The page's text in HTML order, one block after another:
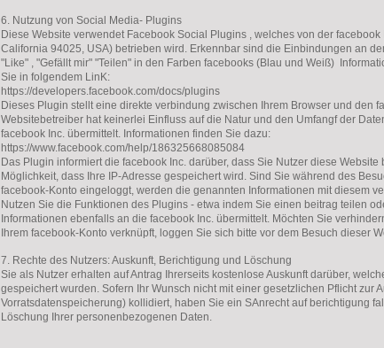
6. Nutzung von Social Media- Plugins
Diese Website verwendet Facebook Social Plugins , welches von der facebook
California 94025, USA) betrieben wird. Erkennbar sind die Einbindungen an
"Like" , "Gefällt mir" "Teilen" in den Farben facebooks (Blau und Weiß)
Sie in folgendem LinK:
https://developers.facebook.com/docs/plugins
Dieses Plugin stellt eine direkte verbindung zwischen Ihrem Browser und den
Websitebetreiber hat keinerlei Einfluss auf die Natur und den Umfangf der
facebook Inc. übermittelt. Informationen finden Sie dazu:
https://www.facebook.com/help/186325668085084
Das Plugin informiert die facebook Inc. darüber, dass Sie Nutzer diese
Möglichkeit, dass Ihre IP-Adresse gespeichert wird. Sind Sie während des
facebook-Konto eingeloggt, werden die genannten Informationen mit diesem
Nutzen Sie die Funktionen des Plugins - etwa indem Sie einen beitrag teilen
Informationen ebenfalls an die facebook Inc. übermittelt. Möchten Sie
Ihrem facebook-Konto verknüpft, loggen Sie sich bitte vor dem Besuch dieser
7. Rechte des Nutzers: Auskunft, Berichtigung und Löschung
Sie als Nutzer erhalten auf Antrag Ihrerseits kostenlose Auskunft darüber,
gespeichert wurden. Sofern Ihr Wunsch nicht mit einer gesetzlichen Pflicht zur
Vorratsdatenspeicherung) kollidiert, haben Sie ein SAnrecht auf berichtigung
Löschung Ihrer personenbezogenen Daten.